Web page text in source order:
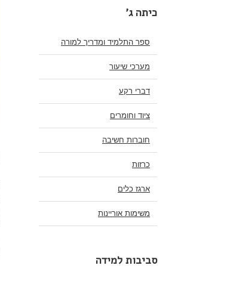
כיתה ג'
ספר התלמיד ומדריך למורה
מערכי שיעור
דברי רקע
ציוד וחומרים
חוברות חשיבה
כרזות
ארגז כלים
משימות אוריינות
סביבות למידה